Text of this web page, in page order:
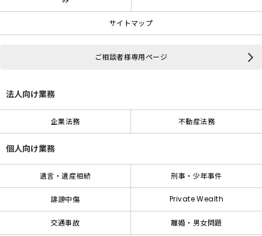
サイトマップ
ご相談者様専用ページ
法人向け業務
企業法務 不動産法務
個人向け業務
遺言・遺産相続 刑事・少年事件
誹謗中傷 Private Wealth
交通事故 離婚・男女問題